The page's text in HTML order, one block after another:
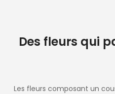
Des fleurs qui
Les fleurs composant un